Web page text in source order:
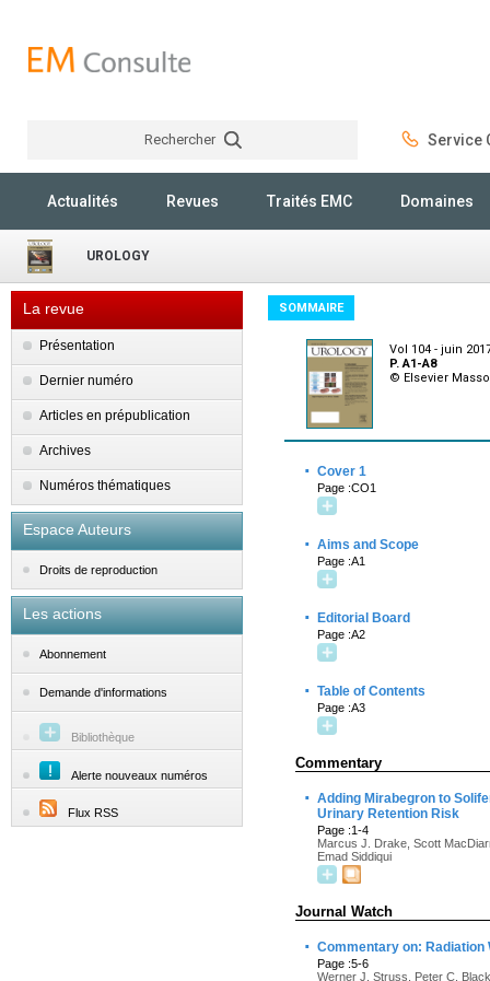
Rechercher Service
Actualités Revues Traités EMC Domaines
UROLOGY
La revue
Présentation
Dernier numéro
Articles en prépublication
Archives
Numéros thématiques
Espace Auteurs
Droits de reproduction
Les actions
Abonnement
Demande d'informations
Bibliothèque
Alerte nouveaux numéros
Flux RSS
SOMMAIRE
Vol 104 - juin
P. A1-A8
© Elsevier
· Cover 1
Page :CO1
· Aims and Scope
Page :A1
· Editorial Board
Page :A2
· Table of Contents
Page :A3
Commentary
· Adding Mirabegron to
Urinary Retention Risk
Page :1-4
Marcus J. Drake, Scott
Emad Siddiqui
Journal Watch
· Commentary on: Radiation
Page :5-6
Werner J. Struss, Peter C. Black